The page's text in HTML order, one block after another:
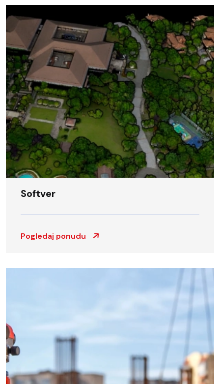
Softver
Pogledaj ponudu